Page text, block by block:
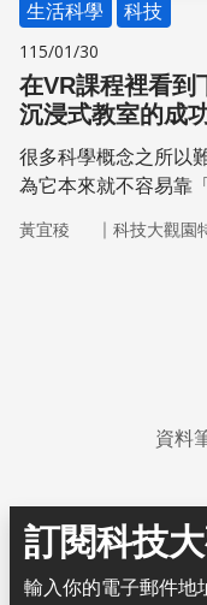
生活科學 科技
115/01/30
在VR課程裡看到
沉浸式教室的成
很多科學概念之所以
為它本來就不容易靠
學生可以探索的環境
黃宜稜 ｜ 科技大觀園
資料
訂閱科技
輸入你的電子郵件地